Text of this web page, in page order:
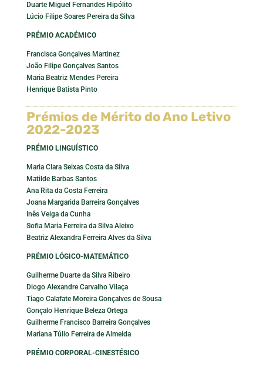
Duarte Miguel Fernandes Hipólito
Lúcio Filipe Soares Pereira da Silva
PRÉMIO ACADÉMICO
Francisca Gonçalves Martinez
João Filipe Gonçalves Santos
Maria Beatriz Mendes Pereira
Henrique Batista Pinto
Prémios de Mérito do Ano Letivo
2022-2023
PRÉMIO LINGUÍSTICO
Maria Clara Seixas Costa da Silva
Matilde Barbas Santos
Ana Rita da Costa Ferreira
Joana Margarida Barreira Gonçalves
Inês Veiga da Cunha
Sofia Maria Ferreira da Silva Aleixo
Beatriz Alexandra Ferreira Alves da Silva
PRÉMIO LÓGICO-MATEMÁTICO
Guilherme Duarte da Silva Ribeiro
Diogo Alexandre Carvalho Vilaça
Tiago Calafate Moreira Gonçalves de Sousa
Gonçalo Henrique Beleza Ortega
Guilherme Francisco Barreira Gonçalves
Mariana Túlio Ferreira de Almeida
PRÉMIO CORPORAL-CINESTÉSICO